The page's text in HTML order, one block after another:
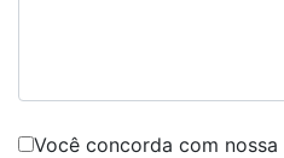
Você concorda com nossa